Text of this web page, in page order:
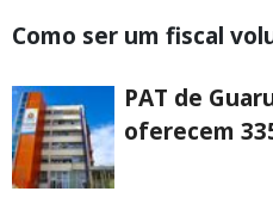
Como ser um fiscal
PAT de
oferecem